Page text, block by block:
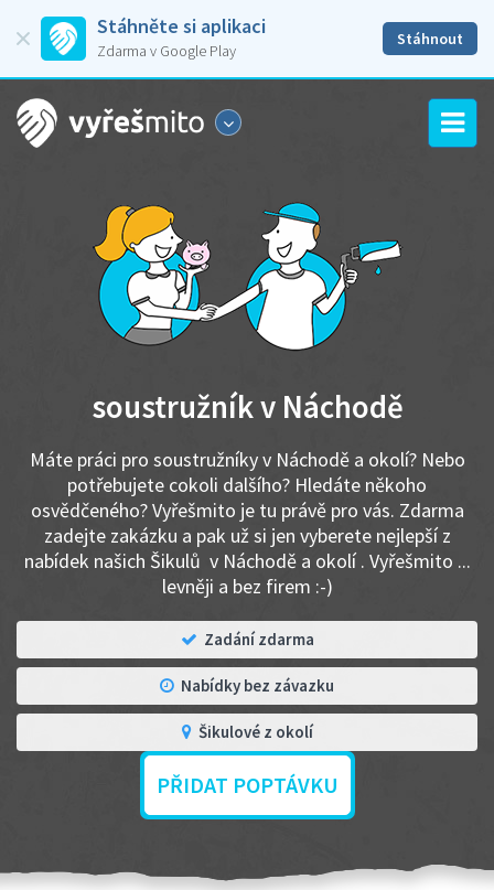
Stáhněte si aplikaci
Zdarma v Google Play
Stáhnout
soustružník v Náchodě
Máte práci pro soustružníky v Náchodě a okolí? Nebo
potřebujete cokoli dalšího? Hledáte někoho
osvědčeného? Vyřešmito je tu právě pro vás. Zdarma
zadejte zakázku a pak už si jen vyberete nejlepší z
nabídek našich Šikulů v Náchodě a okolí . Vyřešmito ...
levněji a bez firem :-)
Zadání zdarma
Nabídky bez závazku
Šikulové z okolí
PŘIDAT POPTÁVKU